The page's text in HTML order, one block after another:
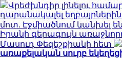
Վրեժխնդիր լինելու համար
դարանակալել
մոտ. Էջմիածնում կանխել
Իրանի գերագույն
Մասուդ Փեզեշքիանի հետ
առաքելական սուրբ